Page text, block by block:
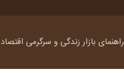
راهنمای بازارزندگی و سرگرمی اقتصاد